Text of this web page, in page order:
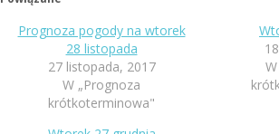
Prognoza pogody na wtorek
28 listopada
27 listopada, 2017
W „Prognoza
krótkoterminowa"